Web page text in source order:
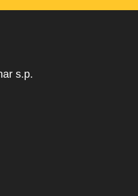
s.p.